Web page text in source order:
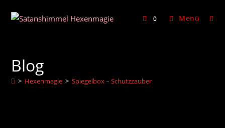
Inhalt
0 Menü
Blog
> Hexenmagie > Spiegelbox – Schutzzauber